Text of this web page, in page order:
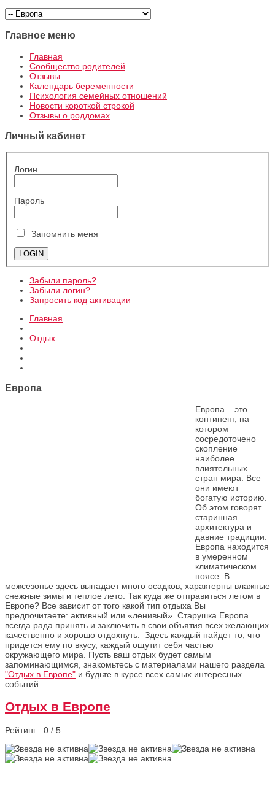
Главное меню
Главная
Сообщество родителей
Отзывы
Календарь беременности
Психология семейных отношений
Новости короткой строкой
Отзывы о роддомах
Личный кабинет
Логин
Пароль
Запомнить меня
Забыли пароль?
Забыли логин?
Запросить код активации
Главная
Отдых
Европа
Европа – это
континент, на
котором
сосредоточено
скопление
наиболее
влиятельных
стран мира. Все
они имеют
богатую историю.
Об этом говорят
старинная
архитектура и
давние традиции.
Европа находится
в умеренном
климатическом
поясе. В
межсезонье здесь выпадает много осадков, характерны влажные
снежные зимы и теплое лето. Так куда же отправиться летом в
Европе? Все зависит от того какой тип отдыха Вы
предпочитаете: активный или «ленивый». Старушка Европа
всегда рада принять и заключить в свои объятия всех желающих
качественно и хорошо отдохнуть. Здесь каждый найдет то, что
придется ему по вкусу, каждый ощутит себя частью
окружающего мира. Пусть ваш отдых будет самым
запоминающимся, знакомьтесь с материалами нашего раздела
"Отдых в Европе" и будьте в курсе всех самых интересных
событий.
Отдых в Европе
Рейтинг: 0 / 5